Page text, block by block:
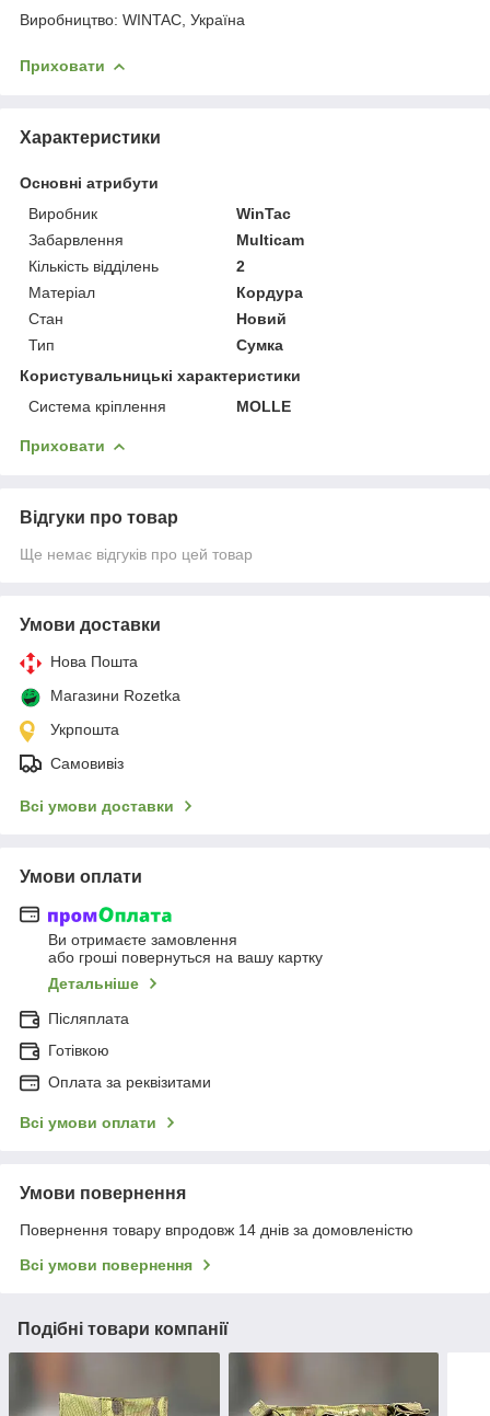
Виробництво: WINTAC, Україна
Приховати
Характеристики
Основні атрибути
Виробник
WinTac
Забарвлення
Multicam
Кількість відділень
2
Матеріал
Кордура
Стан
Новий
Тип
Сумка
Користувальницькі характеристики
Система кріплення
MOLLE
Приховати
Відгуки про товар
Ще немає відгуків про цей товар
Умови доставки
Нова Пошта
Магазини Rozetka
Укрпошта
Самовивіз
Всі умови доставки
Умови оплати
Ви отримаєте замовлення
або гроші повернуться на вашу картку
Детальніше
Післяплата
Готівкою
Оплата за реквізитами
Всі умови оплати
Умови повернення
Повернення товару впродовж 14 днів за домовленістю
Всі умови повернення
Подібні товари компанії